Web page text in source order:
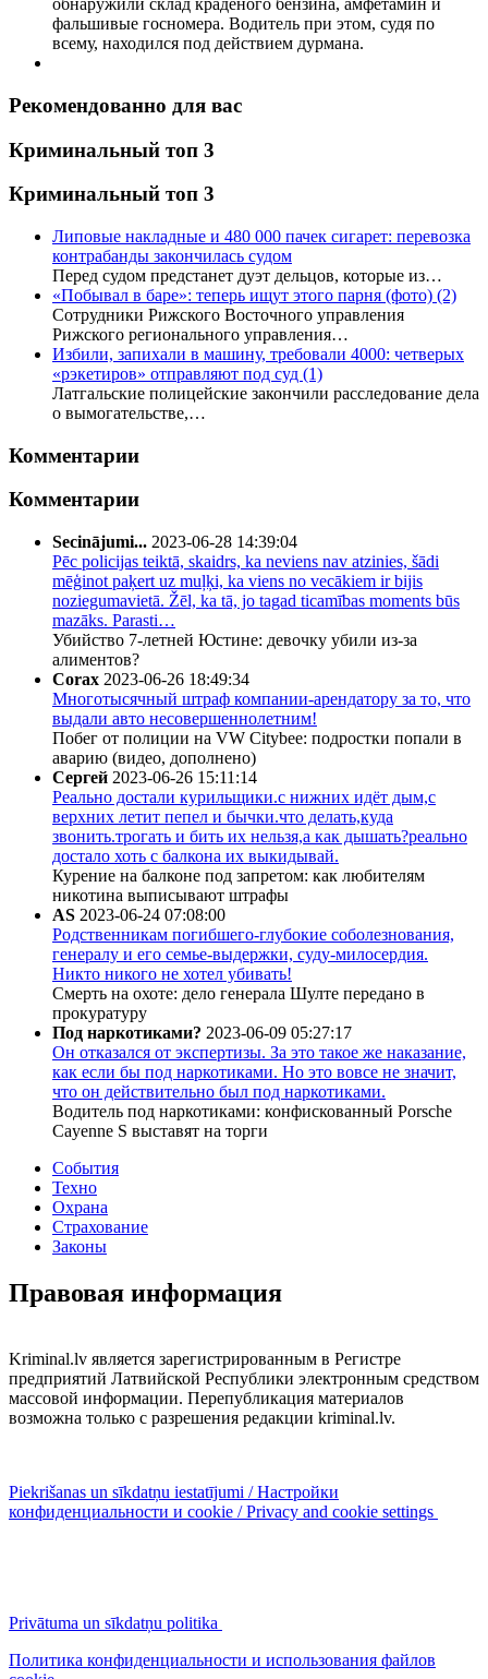
обнаружили склад краденого бензина, амфетамин и
фальшивые госномера. Водитель при этом, судя по
всему, находился под действием дурмана.
Рекомендованно для вас
Криминальный топ 3
Криминальный топ 3
Липовые накладные и 480 000 пачек сигарет: перевозка
контрабанды закончилась судом
Перед судом предстанет дуэт дельцов, которые из…
«Побывал в баре»: теперь ищут этого парня (фото) (2)
Сотрудники Рижского Восточного управления
Рижского регионального управления…
Избили, запихали в машину, требовали 4000: четверых
«рэкетиров» отправляют под суд (1)
Латгальские полицейские закончили расследование дела
о вымогательстве,…
Комментарии
Комментарии
Secinājumi... 2023-06-28 14:39:04
Pēc policijas teiktā, skaidrs, ka neviens nav atzinies, šādi
mēģinot paķert uz muļķi, ka viens no vecākiem ir bijis
noziegumavietā. Žēl, ka tā, jo tagad ticamības moments būs
mazāks. Parasti…
Убийство 7-летней Юстине: девочку убили из-за
алиментов?
Corax 2023-06-26 18:49:34
Многотысячный штраф компании-арендатору за то, что
выдали авто несовершеннолетним!
Побег от полиции на VW Citybee: подростки попали в
аварию (видео, дополнено)
Сергей 2023-06-26 15:11:14
Реально достали курильщики.с нижних идёт дым,с
верхних летит пепел и бычки.что делать,куда
звонить.трогать и бить их нельзя,а как дышать?реально
достало хоть с балкона их выкидывай.
Курение на балконе под запретом: как любителям
никотина выписывают штрафы
AS 2023-06-24 07:08:00
Родственникам погибшего-глубокие соболезнования,
генералу и его семье-выдержки, суду-милосердия.
Никто никого не хотел убивать!
Смерть на охоте: дело генерала Шулте передано в
прокуратуру
Под наркотиками? 2023-06-09 05:27:17
Он отказался от экспертизы. За это такое же наказание,
как если бы под наркотиками. Но это вовсе не значит,
что он действительно был под наркотиками.
Водитель под наркотиками: конфискованный Porsche
Cayenne S выставят на торги
События
Техно
Охрана
Страхование
Законы
Правовая информация
Kriminal.lv является зарегистрированным в Регистре
предприятий Латвийской Республики электронным средством
массовой информации. Перепубликация материалов
возможна только с разрешения редакции kriminal.lv.
Piekrišanas un sīkdatņu iestatījumi / Настройки
конфиденциальности и cookie / Privacy and cookie settings
Privātuma un sīkdatņu politika
Политика конфиденциальности и использования файлов